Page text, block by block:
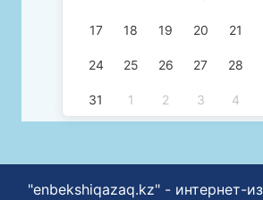
17 18 19 20 21
24 25 26 27 28
31 1 2 3 4
"enbekshiqazaq.kz" - интернет-